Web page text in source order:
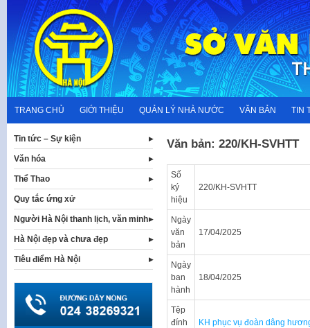
content
TRANG CHỦ GIỚI THIỆU QUẢN LÝ NHÀ NƯỚC VĂN BẢN TIN
Văn bản: 220/KH-SVHTT
Số
ký
hiệu
220/KH-SVHTT
Ngày
văn
bản
17/04/2025
Ngày
ban
hành
18/04/2025
Tệp
đính
KH phục vụ đoàn dâng
Tin tức – Sự kiện
Văn hóa
Thể Thao
Quy tắc ứng xử
Người Hà Nội thanh lịch, văn minh
Hà Nội đẹp và chưa đẹp
Tiêu điểm Hà Nội